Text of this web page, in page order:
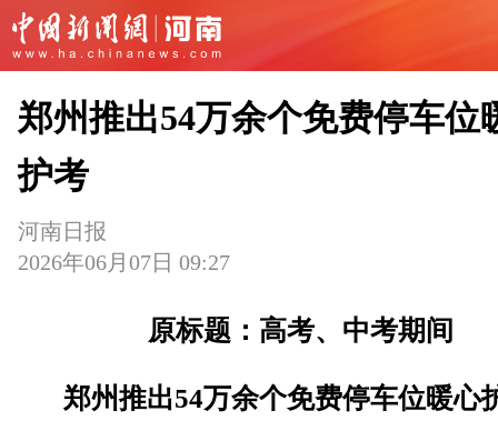
郑州推出54万余个免费停车位
护考
河南日报
2026年06月07日 09:27
原标题：高考、中考期间
郑州推出54万余个免费停车位暖心